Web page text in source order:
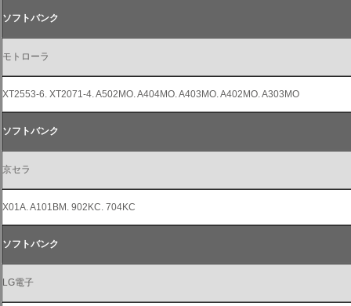
ソフトバンク
モトローラ
XT2553-6. XT2071-4. A502MO. A404MO. A403MO. A402MO. A303MO
ソフトバンク
京セラ
X01A. A101BM. 902KC. 704KC
ソフトバンク
LG電子